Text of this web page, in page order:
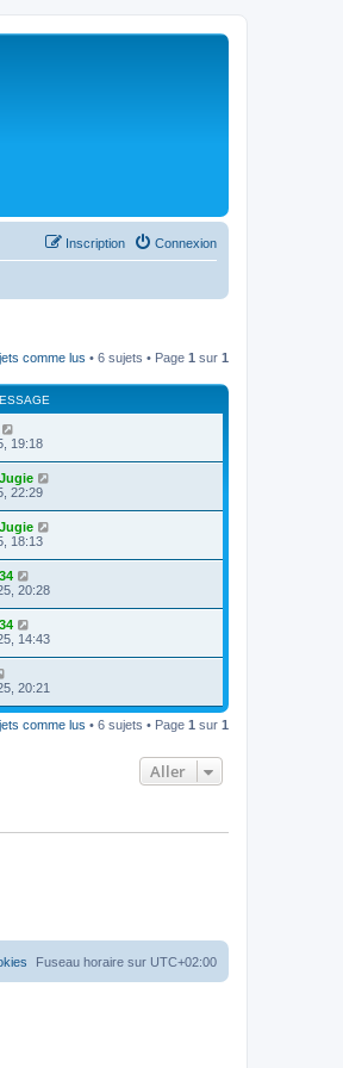
Connexion
Inscription
comme lus • 6 sujets • Page 1 sur 1
19:18
22:29
18:13
20:28
14:43
20:21
comme lus • 6 sujets • Page 1 sur 1
Aller
Fuseau horaire sur UTC+02:00